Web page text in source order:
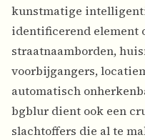
kunstmatige
identificerend element
straatnaamborden,
voorbijgangers,
automatisch
bgblur dient ook een
slachtoffers die al te